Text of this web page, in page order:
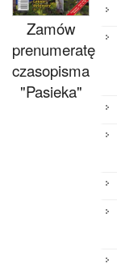
Zamów
prenumeratę
czasopisma
"Pasieka"